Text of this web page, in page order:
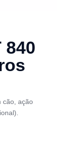
840
cão, ação